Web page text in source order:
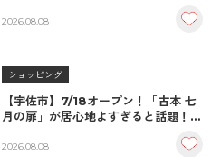
2026.08.08
ショッピング
【宇佐市】7/18オープン！「古本 七
月の扉」が居心地よすぎると話題！絶
至福の読書空間
2026.08.08